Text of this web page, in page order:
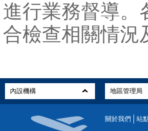
進行業務督導。
合檢查相關情況
關於我們 站